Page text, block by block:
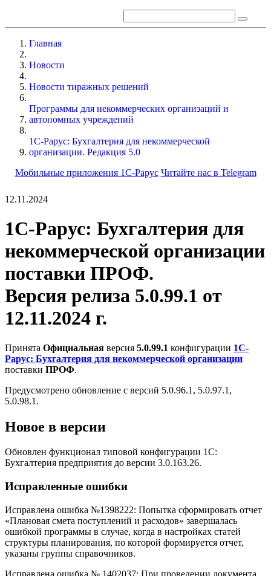
Главная
Новости
Новости тиражных решений
Программы для некоммерческих организаций и
автономных учреждений
1С-Рарус: Бухгалтерия для некоммерческой
организации. Редакция 5.0
Мобильные приложения 1С-Рарус Читайте нас в Telegram
12.11.2024
1С-Рарус: Бухгалтерия для
некоммерческой организации
поставки ПРОФ.
Версия релиза 5.0.99.1 от
12.11.2024 г.
Принята Официальная версия 5.0.99.1 конфигурации 1С-
Рарус: Бухгалтерия для некоммерческой организации
поставки ПРОФ.
Предусмотрено обновление с версий 5.0.96.1, 5.0.97.1,
5.0.98.1.
Новое в версии
Обновлен функционал типовой конфигурации 1С:
Бухгалтерия предприятия до версии 3.0.163.26.
Исправленные ошибки
Исправлена ошибка №1398222: Попытка сформировать отчет
«Плановая смета поступлений и расходов» завершалась
ошибкой программы в случае, когда в настройках статей
структуры планирования, по которой формируется отчет,
указаны группы справочников.
Исправлена ошибка № 1402037: При проведении документа